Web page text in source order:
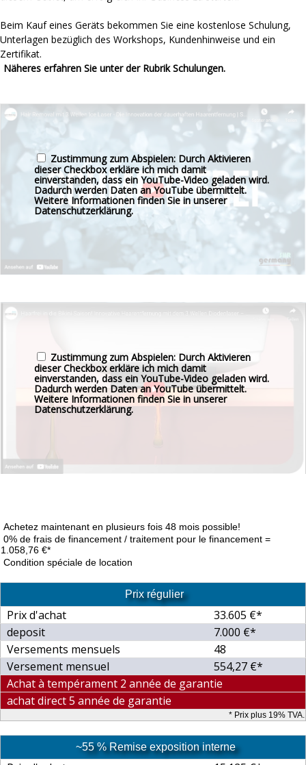
Beim Kauf eines Geräts bekommen Sie eine kostenlose Schulung,
Unterlagen bezüglich des Workshops, Kundenhinweise und ein
Zertifikat.
Näheres erfahren Sie unter der Rubrik Schulungen.
Zustimmung zum Abspielen: Durch Aktivieren
dieser Checkbox erkläre ich mich damit
einverstanden, dass ein YouTube-Video geladen wird.
Dadurch werden Daten an YouTube übermittelt.
Weitere Informationen finden Sie in unserer
Datenschutzerklärung.
Zustimmung zum Abspielen: Durch Aktivieren
dieser Checkbox erkläre ich mich damit
einverstanden, dass ein YouTube-Video geladen wird.
Dadurch werden Daten an YouTube übermittelt.
Weitere Informationen finden Sie in unserer
Datenschutzerklärung.
Achetez maintenant en plusieurs fois 48 mois possible!
0% de frais de financement / traitement pour le financement =
1.058,76 €*
Condition spéciale de location
Prix régulier
Prix d'achat
33.605 €*
deposit
7.000 €*
Versements mensuels
48
Versement mensuel
554,27 €*
Achat à tempérament 2 année de garantie
achat direct 5 année de garantie
* Prix plus 19% TVA.
~55 % Remise exposition interne